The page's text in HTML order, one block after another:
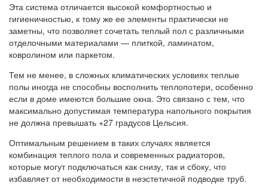
Эта система отличается высокой комфортностью и
гигиеничностью, к тому же ее элементы практически не
заметны, что позволяет сочетать теплый пол с различными
отделочными материалами — плиткой, ламинатом,
ковролином или паркетом.
Тем не менее, в сложных климатических условиях теплые
полы иногда не способны восполнить теплопотери, особенно
если в доме имеются большие окна. Это связано с тем, что
максимально допустимая температура напольного покрытия
не должна превышать +27 градусов Цельсия.
Оптимальным решением в таких случаях является
комбинация теплого пола и современных радиаторов,
которые могут подключаться как снизу, так и сбоку, что
избавляет от необходимости в неэстетичной подводке труб.